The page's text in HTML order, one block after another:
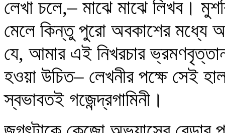
লেখা চলে,– মাঝে মাঝে লিখব।
মেলে কিন্তু পুরো অবকাশের
যে, আমার এই নিখরচার
হওয়া উচিত– লেখনীর পক্ষে সেই
স্বভাবতই গজেন্দ্রগামিনী।